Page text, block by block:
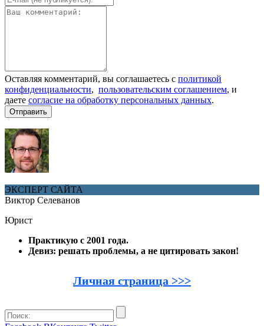
Оставляя комментарий, вы соглашаетесь с политикой
конфиденциальности, пользовательским соглашением, и
даете согласие на обработку персональных данных.
ЭКСПЕРТ САЙТА
Виктор Селеванов
Юрист
Практикую с 2001 года.
Девиз: решать проблемы, а не цитировать закон!
Личная страница >>>